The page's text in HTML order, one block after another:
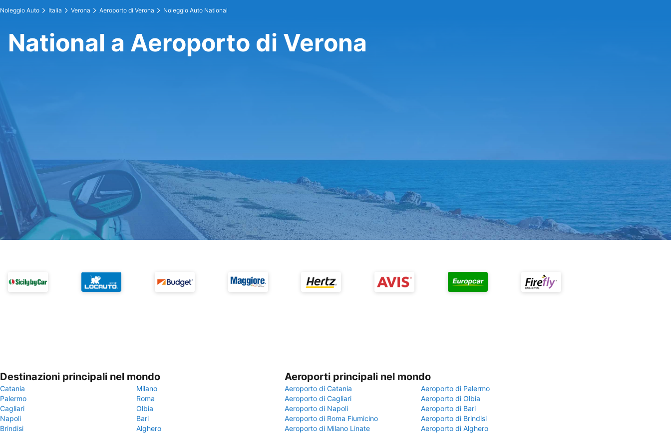
Noleggio Auto Italia Verona Aeroporto di Verona Noleggio Auto National
National a Aeroporto di Verona
Destinazioni principali nel mondo
Catania
Milano
Palermo
Roma
Cagliari
Olbia
Napoli
Bari
Brindisi
Alghero
Aeroporti principali nel mondo
Aeroporto di Catania
Aeroporto di Palermo
Aeroporto di Cagliari
Aeroporto di Olbia
Aeroporto di Napoli
Aeroporto di Bari
Aeroporto di Roma Fiumicino
Aeroporto di Brindisi
Aeroporto di Milano Linate
Aeroporto di Alghero